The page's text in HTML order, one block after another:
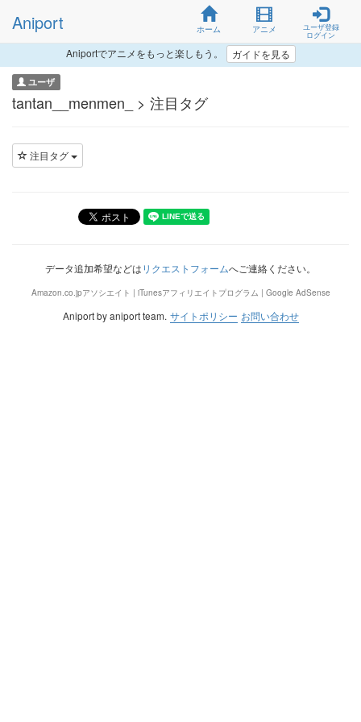
Aniport ホーム アニメ
ユーザ登録
ログイン
Aniportでアニメをもっと楽しもう。 ガイドを見る
ユーザ
tantan__menmen_ > 注目タグ
注目タグ
データ追加希望などはリクエストフォームへご連絡ください。
Amazon.co.jpアソシエイト | iTunesアフィリエイトプログラム | Google AdSense
Aniport by aniport team. サイトポリシー お問い合わせ